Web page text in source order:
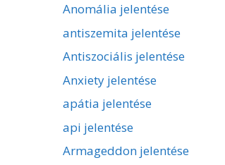
Anomália jelentése
antiszemita jelentése
Antiszociális jelentése
Anxiety jelentése
apátia jelentése
api jelentése
Armageddon jelentése